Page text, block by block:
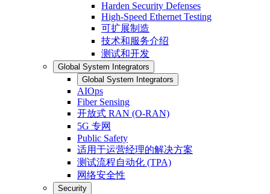
Harden Security Defenses
High-Speed Ethernet Testing
可扩展制造
技术和服务介绍
测试和开发
Global System Integrators
Global System Integrators
AIOps
Fiber Sensing
开放式 RAN (O-RAN)
5G 专网
Public Safety
适用于运营经理的解决方案
测试流程自动化 (TPA)
网络安全性
Security